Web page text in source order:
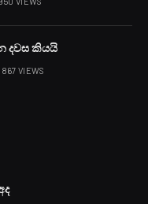
කිරීම වැරදි බව